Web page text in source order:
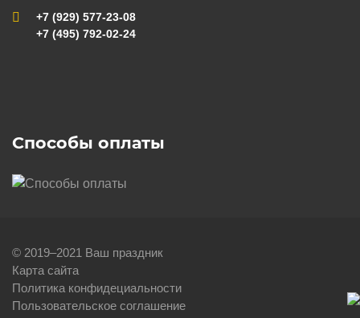
+7 (929) 577-23-08
+7 (495) 792-02-24
Способы оплаты
© 2019–2021 Ваш праздник
Карта сайта
Политика конфидециальности
Пользовательское соглашение